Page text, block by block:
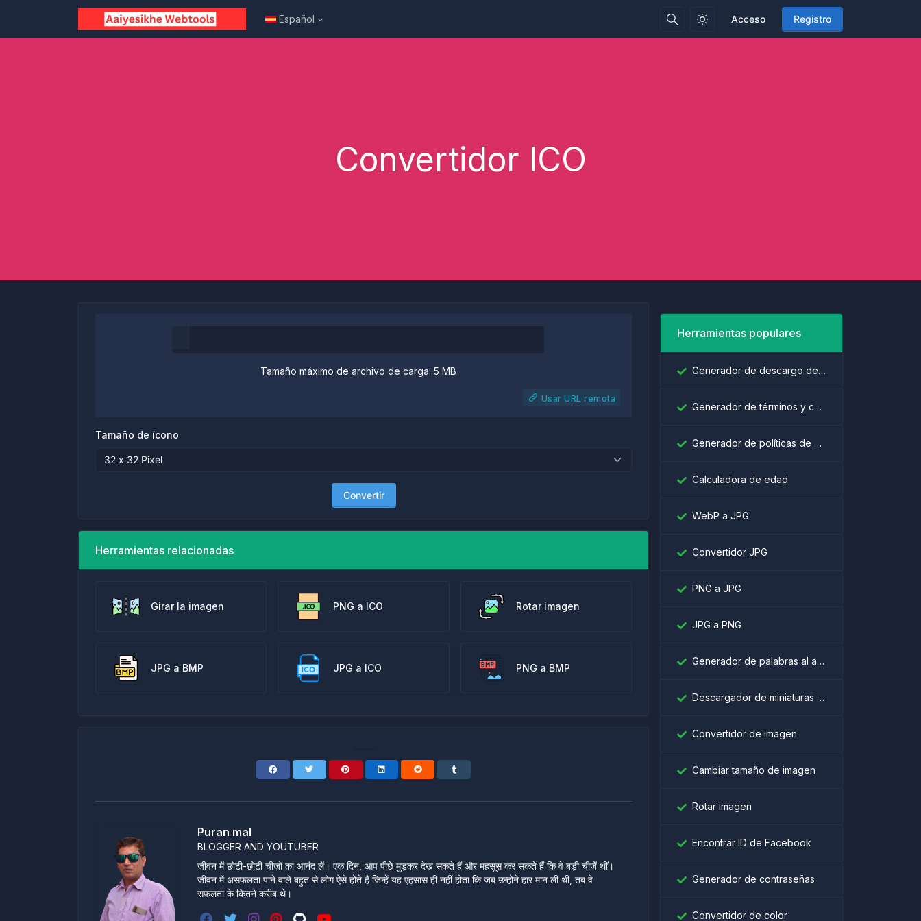
Acceso Registro
Español
Convertidor ICO
Tamaño máximo de archivo de carga: 5 MB
Usar URL remota
Tamaño de ícono
Convertir
Herramientas relacionadas
Girar la imagen PNG a ICO Rotar imagen
JPG a BMP JPG a ICO PNG a BMP
Puran mal
BLOGGER AND YOUTUBER
जीवन में छोटी-छोटी चीज़ों का आनंद लें। एक दिन, आप पीछे मुड़कर देख सकते हैं और महसूस कर सकते हैं कि वे बड़ी चीज़ें थीं।
जीवन में असफलता पाने वाले बहुत से लोग ऐसे होते हैं जिन्हें यह एहसास ही नहीं होता कि जब उन्होंने हार मान ली थी, तब वे
सफलता के कितने करीब थे।
Herramientas populares
Generador de descargo de responsabilidad
Generador de términos y condiciones
Generador de políticas de privacidad
Calculadora de edad
WebP a JPG
Convertidor JPG
PNG a JPG
JPG a PNG
Generador de palabras al azar
Descargador de miniaturas de YouTube
Convertidor de imagen
Cambiar tamaño de imagen
Rotar imagen
Encontrar ID de Facebook
Generador de contraseñas
Convertidor de color